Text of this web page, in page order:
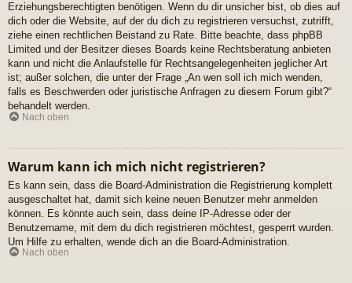
Erziehungsberechtigten benötigen. Wenn du dir unsicher bist, ob dies auf
dich oder die Website, auf der du dich zu registrieren versuchst, zutrifft,
ziehe einen rechtlichen Beistand zu Rate. Bitte beachte, dass phpBB
Limited und der Besitzer dieses Boards keine Rechtsberatung anbieten
kann und nicht die Anlaufstelle für Rechtsangelegenheiten jeglicher Art
ist; außer solchen, die unter der Frage „An wen soll ich mich wenden,
falls es Beschwerden oder juristische Anfragen zu diesem Forum gibt?“
behandelt werden.
Nach oben
Warum kann ich mich nicht registrieren?
Es kann sein, dass die Board-Administration die Registrierung komplett
ausgeschaltet hat, damit sich keine neuen Benutzer mehr anmelden
können. Es könnte auch sein, dass deine IP-Adresse oder der
Benutzername, mit dem du dich registrieren möchtest, gesperrt wurden.
Um Hilfe zu erhalten, wende dich an die Board-Administration.
Nach oben